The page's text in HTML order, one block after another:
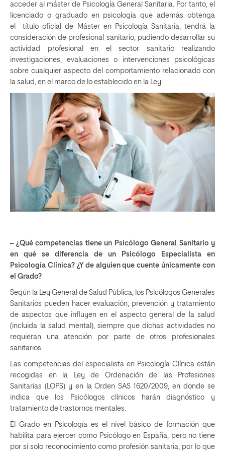
acceder al máster de Psicología General Sanitaria. Por tanto, el
licenciado o graduado en psicología que además obtenga
el título oficial de Máster en Psicología Sanitaria, tendrá la
consideración de profesional sanitario, pudiendo desarrollar su
actividad profesional en el sector sanitario realizando
investigaciones, evaluaciones o intervenciones psicológicas
sobre cualquier aspecto del comportamiento relacionado con
la salud, en el marco de lo establecido en la Ley.
– ¿Qué competencias tiene un Psicólogo General Sanitario y
en qué se diferencia de un Psicólogo Especialista en
Psicología Clínica? ¿Y de alguien que cuente únicamente con
el Grado?
Según la Ley General de Salud Pública, los Psicólogos Generales
Sanitarios pueden hacer evaluación, prevención y tratamiento
de aspectos que influyen en el aspecto general de la salud
(incluida la salud mental), siempre que dichas actividades no
requieran una atención por parte de otros profesionales
sanitarios.
Las competencias del especialista en Psicología Clínica están
recogidas en la Ley de Ordenación de las Profesiones
Sanitarias (LOPS) y en la Orden SAS 1620/2009, en donde se
indica que los Psicólogos clínicos harán diagnóstico y
tratamiento de trastornos mentales.
El Grado en Psicología es el nivel básico de formación que
habilita para ejercer como Psicólogo en España, pero no tiene
por sí solo reconocimiento como profesión sanitaria, por lo que